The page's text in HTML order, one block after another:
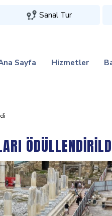
Sanal Tur
Sayfa Hizmetler